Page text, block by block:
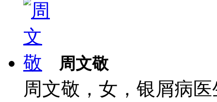
周文敬
周文敬，女，银屑病